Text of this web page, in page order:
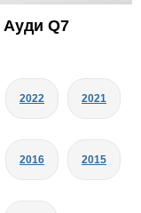
Q7
2022 2021
2016 2015